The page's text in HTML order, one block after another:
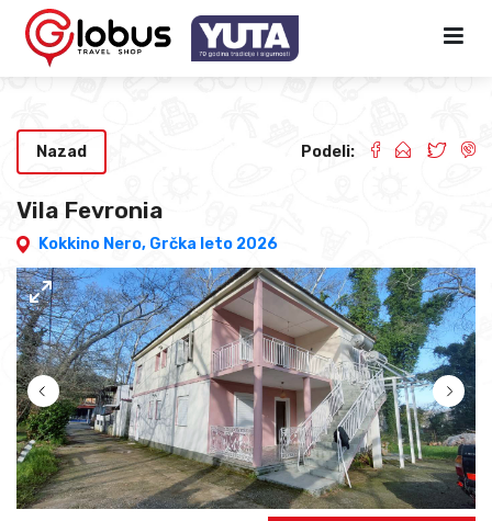
Vila Fevronia
Kokkino Nero, Grčka leto 2026
Nazad Podeli: